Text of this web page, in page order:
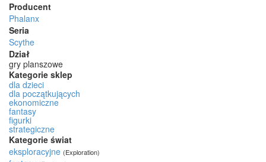
Producent
Phalanx
Seria
Scythe
Dział
gry planszowe
Kategorie sklep
dla dzieci
dla początkujących
ekonomiczne
fantasy
figurki
strategiczne
Kategorie świat
eksploracyjne (Exploration)